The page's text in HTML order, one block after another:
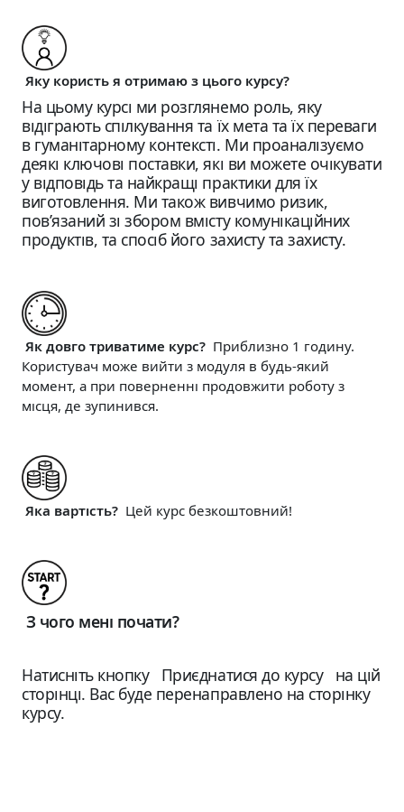
Яку користь я отримаю з цього курсу?
На цьому курсі ми розглянемо роль, яку
відіграють спілкування та їх мета та їх переваги
в гуманітарному контексті. Ми проаналізуємо
деякі ключові поставки, які ви можете очікувати
у відповідь та найкращі практики для їх
виготовлення. Ми також вивчимо ризик,
пов’язаний зі збором вмісту комунікаційних
продуктів, та спосіб його захисту та захисту.
Як довго триватиме курс? Приблизно 1 годину.
Користувач може вийти з модуля в будь-який
момент, а при поверненні продовжити роботу з
місця, де зупинився.
Яка вартість? Цей курс безкоштовний!
З чого мені почати?
Натисніть кнопку Приєднатися до курсу на цій
сторінці. Вас буде перенаправлено на сторінку
курсу.